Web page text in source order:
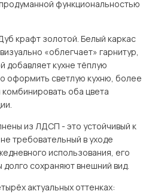
функциональностью
крафт золотой. Белый каркас
«облегчает» гарнитур,
добавляет кухне тёплую
оформить светлую кухню, более
оба цвета
из ЛДСП - это устойчивый к
требовательный в уходе
использования, его
долго сохраняют внешний вид.
актуальных оттенках: